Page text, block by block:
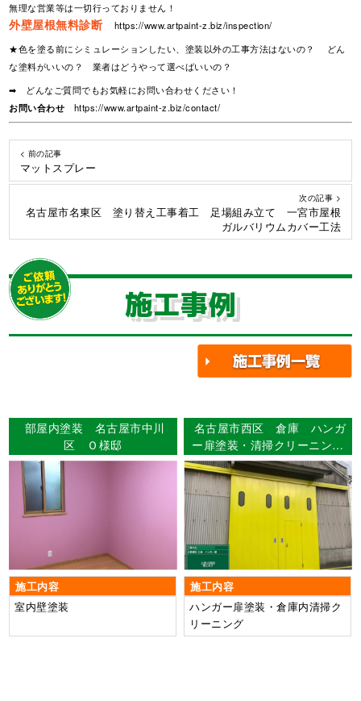
無理な営業等は一切行っておりません！
外壁屋根無料診断
https://www.artpaint-z.biz/inspection/
★色を塗る前にシミュレーションしたい、塗装以外の工事方法はないの？ どん
な塗料がいいの？ 業者はどうやって選べばいいの？
➡ どんなご質問でもお気軽にお問い合わせください！
お問い合わせ
https://www.artpaint-z.biz/contact/
< 前の記事
マットスプレー
次の記事 >
名古屋市名東区 塗り替え工事着工 足場組み立て 一宮市屋根
ガルバリウムカバー工法
施工事例
部屋内塗装 名古屋市中川
区 Ｏ様邸
施工内容
室内壁塗装
名古屋市西区 倉庫 ハンガ
ー扉塗装・清掃クリーニング
工事
施工内容
ハンガー扉塗装・倉庫内清掃ク
リーニング